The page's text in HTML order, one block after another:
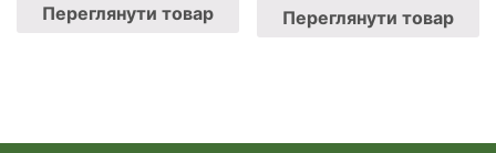
Переглянути товар Переглянути товар